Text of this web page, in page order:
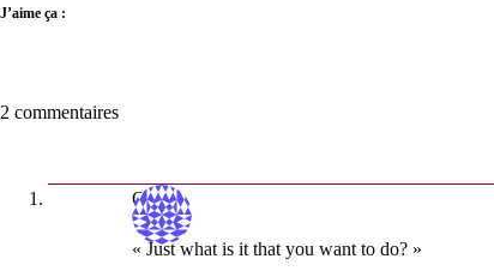
J’aime ça :
2 commentaires
Olivier
« Just what is it that you want to do? »